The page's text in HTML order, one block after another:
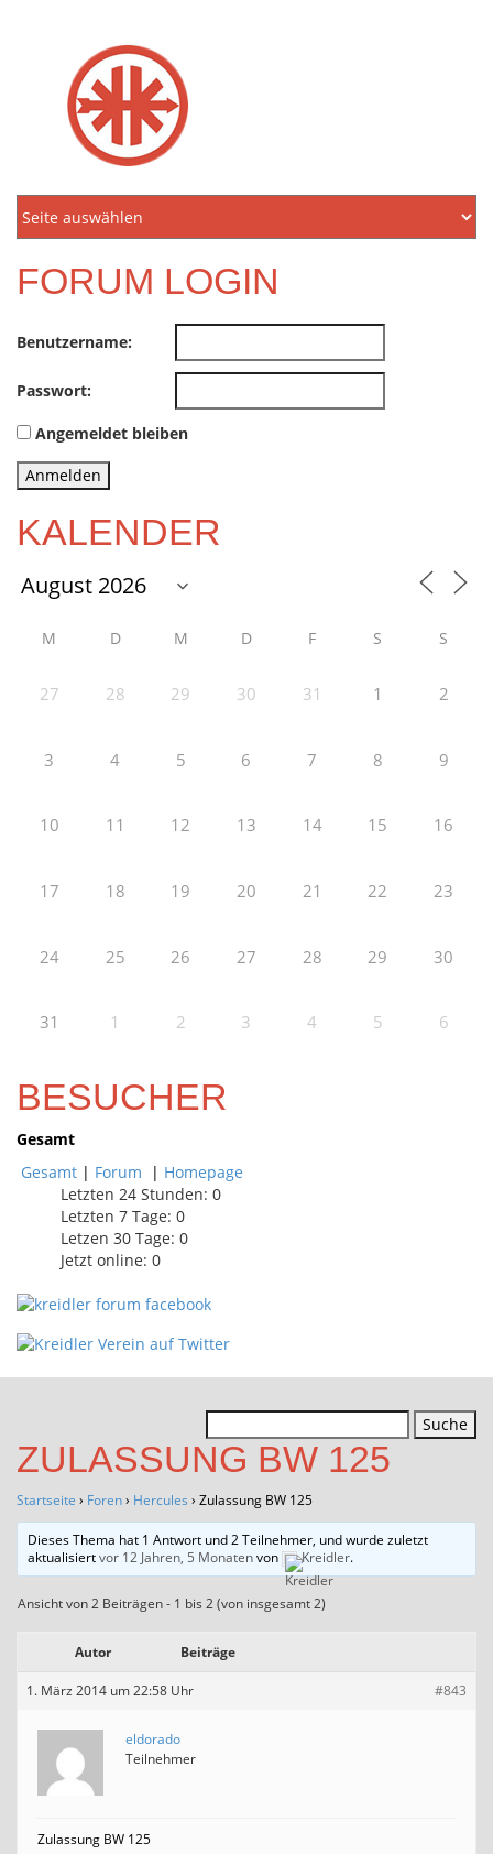
FORUM LOGIN
Benutzername:
Passwort:
Angemeldet bleiben
Anmelden
KALENDER
M D M D F S S
27 28 29 30 31 1 2
3 4 5 6 7 8 9
10 11 12 13 14 15 16
17 18 19 20 21 22 23
24 25 26 27 28 29 30
31 1 2 3 4 5 6
BESUCHER
Gesamt
Gesamt | Forum | Homepage
Letzten 24 Stunden: 0
Letzten 7 Tage: 0
Letzen 30 Tage: 0
Jetzt online: 0
nach:
ZULASSUNG BW 125
Startseite › Foren› Hercules › Zulassung BW 125
Dieses Thema hat 1 Antwort und 2 Teilnehmer, und wurde zuletzt
aktualisiertvor 12 Jahren, 5 Monatenvon Kreidler.
Ansicht von 2 Beiträgen - 1 bis 2 (von insgesamt 2)
Autor Beiträge
1. März 2014 um 22:58 Uhr #843
eldorado
Teilnehmer
Zulassung BW 125